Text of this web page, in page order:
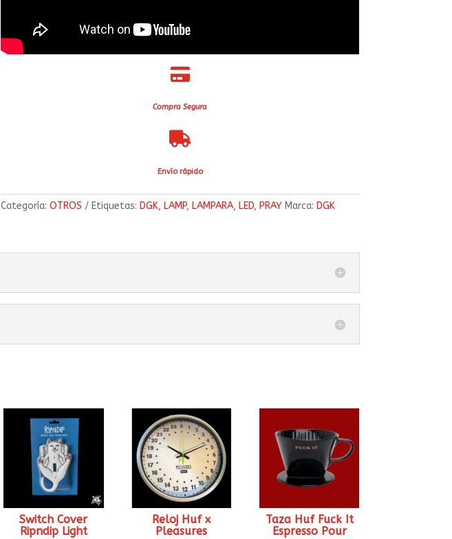

Compra Segura

Envío rápido
Categoría:OTROS Etiquetas: DGK, LAMP, LAMPARA, LED, PRAY Marca: DGK
Switch Cover
Ripndip Light
Reloj Huf x
Pleasures
Taza Huf Fuck It
Espresso Pour